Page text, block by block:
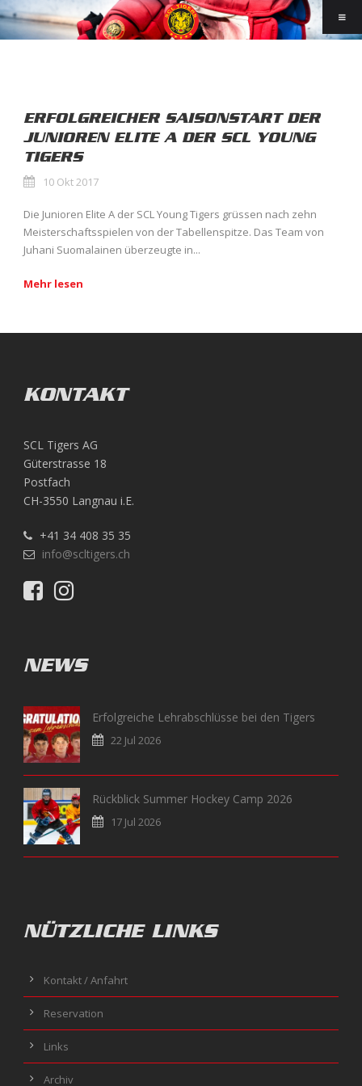
ERFOLGREICHER SAISONSTART DER
JUNIOREN ELITE A DER SCL YOUNG
TIGERS
10 Okt 2017
Die Junioren Elite A der SCL Young Tigers grüssen nach zehn
Meisterschaftsspielen von der Tabellenspitze. Das Team von
Juhani Suomalainen überzeugte in...
Mehr lesen
KONTAKT
SCL Tigers AG
Güterstrasse 18
Postfach
CH-3550 Langnau i.E.
+41 34 408 35 35
info@scltigers.ch
NEWS
Erfolgreiche Lehrabschlüsse bei den Tigers
22 Jul 2026
Rückblick Summer Hockey Camp 2026
17 Jul 2026
NÜTZLICHE LINKS
Kontakt / Anfahrt
Reservation
Links
Archiv